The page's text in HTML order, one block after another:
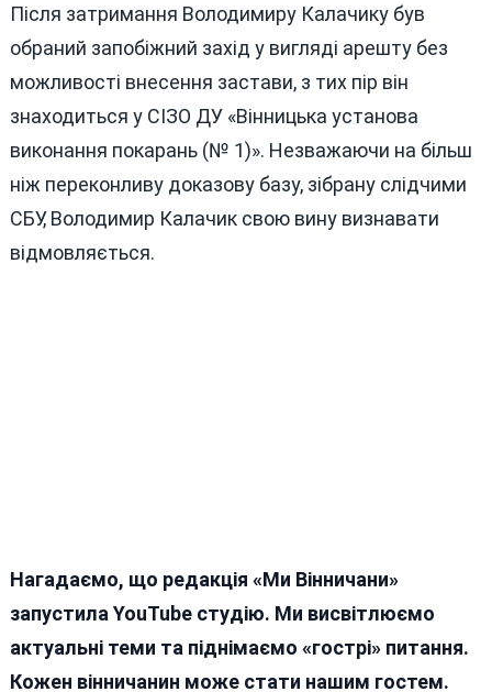
Після затримання Володимиру Калачику був
обраний запобіжний захід у вигляді арешту без
можливості внесення застави, з тих пір він
знаходиться у СІЗО ДУ «Вінницька установа
виконання покарань (№ 1)». Незважаючи на більш
ніж переконливу доказову базу, зібрану слідчими
СБУ, Володимир Калачик свою вину визнавати
відмовляється.
Нагадаємо, що редакція «Ми Вінничани»
запустила YouTube студію. Ми висвітлюємо
актуальні теми та піднімаємо «гострі» питання.
Кожен вінничанин може стати нашим гостем.